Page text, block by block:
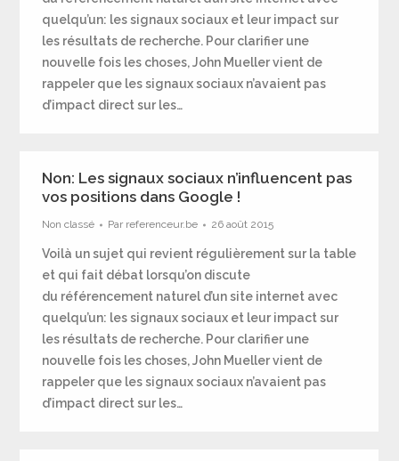
quelqu’un: les signaux sociaux et leur impact sur
les résultats de recherche. Pour clarifier une
nouvelle fois les choses, John Mueller vient de
rappeler que les signaux sociaux n’avaient pas
d’impact direct sur les…
Non: Les signaux sociaux n’influencent pas
vos positions dans Google !
Non classé Par referenceur.be 26 août 2015
Voilà un sujet qui revient régulièrement sur la table
et qui fait débat lorsqu’on discute
du référencement naturel d’un site internet avec
quelqu’un: les signaux sociaux et leur impact sur
les résultats de recherche. Pour clarifier une
nouvelle fois les choses, John Mueller vient de
rappeler que les signaux sociaux n’avaient pas
d’impact direct sur les…